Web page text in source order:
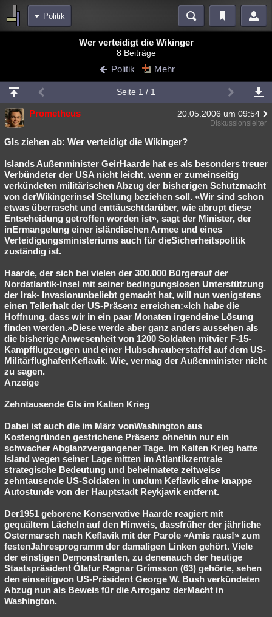
Politik
Blogs
Chat Wiki Neuigkeiten
meine Rubriken
Menschen Wissenschaft Mystery Kriminalfälle
Spiritualität Verschwörungen Technologie
Natur Umfragen Unterhaltung
weitere Rubriken
Philosophie Träume Orte Esoterik Literatur
Astronomie Helpdesk Gruppen Gaming Filme
Musik Clash English
Besucht Teilgenommen Alle Neue Geschlossen
Lesenswert Schlüsselwörter
Wer verteidigt die Wikinger
8 Beiträge
Politik Mehr
Seite 1 / 1
Prometheus 20.05.2006 um 09:54
Diskussionsleiter
GIs ziehen ab: Wer verteidigt die Wikinger?
Islands Außenminister GeirHaarde hat es als besonders treuer
Verbündeter der USA nicht leicht, wenn er zumeinseitig
verkündeten militärischen Abzug der bisherigen Schutzmacht
von derWikingerinsel Stellung beziehen soll. «Wir sind schon
etwas überrascht und enttäuschtdarüber, wie abrupt diese
Entscheidung getroffen worden ist», sagt der Minister, der
inErmangelung einer isländischen Armee und eines
Verteidigungsministeriums auch für dieSicherheitspolitik
zuständig ist.
Haarde, der sich bei vielen der 300.000 Bürgerauf der
Nordatlantik-Insel mit seiner bedingungslosen Unterstützung
der Irak- Invasionunbeliebt gemacht hat, will nun wenigstens
einen Teilerhalt der US-Präsenz erreichen:«Ich habe die
Hoffnung, dass wir in ein paar Monaten irgendeine Lösung
finden werden.»Diese werde aber ganz anders aussehen als
die bisherige Anwesenheit von 1200 Soldaten mitvier F-15-
Kampfflugzeugen und einer Hubschrauberstaffel auf dem US-
MilitärflughafenKeflavik. Wie, vermag der Außenminister nicht
zu sagen.
Anzeige
Zehntausende GIs im Kalten Krieg
Dabei ist auch die im März vonWashington aus
Kostengründen gestrichene Präsenz ohnehin nur ein
schwacher Abglanzvergangener Tage. Im Kalten Krieg hatte
Island wegen seiner Lage mitten im Atlantikzentrale
strategische Bedeutung und beheimatete zeitweise
zehntausende US-Soldaten in undum Keflavik eine knappe
Autostunde von der Hauptstadt Reykjavik entfernt.
Der1951 geborene Konservative Haarde reagiert mit
gequältem Lächeln auf den Hinweis, dassfrüher der jährliche
Ostermarsch nach Keflavik mit der Parole «Amis raus!» zum
festenJahresprogramm der damaligen Linken gehört. Viele
der einstigen Demonstranten, zu denenauch der heutige
Staatspräsident Ólafur Ragnar Grímsson (63) gehörte, sehen
den einseitigvon US-Präsident George W. Bush verkündeten
Abzug nun als Beweis für die Arroganz derMacht in
Washington.